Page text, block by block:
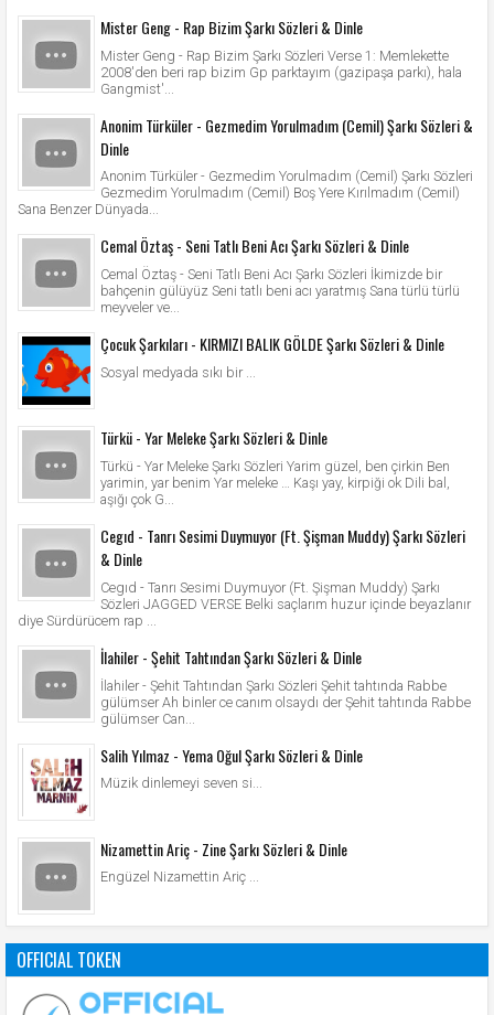
Mister Geng - Rap Bizim Şarkı Sözleri & Dinle
Mister Geng - Rap Bizim Şarkı Sözleri Verse 1: Memlekette
2008'den beri rap bizim Gp parktayım (gazipaşa parkı), hala
Gangmist'...
Anonim Türküler - Gezmedim Yorulmadım (Cemil) Şarkı Sözleri &
Dinle
Anonim Türküler - Gezmedim Yorulmadım (Cemil) Şarkı Sözleri
Gezmedim Yorulmadım (Cemil) Boş Yere Kırılmadım (Cemil)
Sana Benzer Dünyada...
Cemal Öztaş - Seni Tatlı Beni Acı Şarkı Sözleri & Dinle
Cemal Öztaş - Seni Tatlı Beni Acı Şarkı Sözleri İkimizde bir
bahçenin gülüyüz Seni tatlı beni acı yaratmış Sana türlü türlü
meyveler ve...
Çocuk Şarkıları - KIRMIZI BALIK GÖLDE Şarkı Sözleri & Dinle
Sosyal medyada sıkı bir ...
Türkü - Yar Meleke Şarkı Sözleri & Dinle
Türkü - Yar Meleke Şarkı Sözleri Yarim güzel, ben çirkin Ben
yarimin, yar benim Yar meleke … Kaşı yay, kirpiği ok Dili bal,
aşığı çok G...
Cegıd - Tanrı Sesimi Duymuyor (Ft. Şişman Muddy) Şarkı Sözleri
& Dinle
Cegıd - Tanrı Sesimi Duymuyor (Ft. Şişman Muddy) Şarkı
Sözleri JAGGED VERSE Belki saçlarım huzur içinde beyazlanır
diye Sürdürücem rap ...
İlahiler - Şehit Tahtından Şarkı Sözleri & Dinle
İlahiler - Şehit Tahtından Şarkı Sözleri Şehit tahtında Rabbe
gülümser Ah binler ce canım olsaydı der Şehit tahtında Rabbe
gülümser Can...
Salih Yılmaz - Yema Oğul Şarkı Sözleri & Dinle
Müzik dinlemeyi seven si...
Nizamettin Ariç - Zine Şarkı Sözleri & Dinle
Engüzel Nizamettin Ariç ...
OFFICIAL TOKEN